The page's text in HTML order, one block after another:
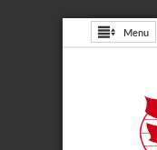
Menu